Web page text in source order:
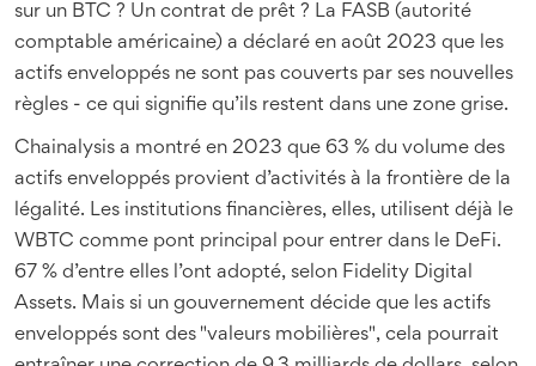
sur un BTC ? Un contrat de prêt ? La FASB (autorité
comptable américaine) a déclaré en août 2023 que les
actifs enveloppés ne sont pas couverts par ses nouvelles
règles - ce qui signifie qu’ils restent dans une zone grise.
Chainalysis a montré en 2023 que 63 % du volume des
actifs enveloppés provient d’activités à la frontière de la
légalité. Les institutions financières, elles, utilisent déjà le
WBTC comme pont principal pour entrer dans le DeFi.
67 % d’entre elles l’ont adopté, selon Fidelity Digital
Assets. Mais si un gouvernement décide que les actifs
enveloppés sont des "valeurs mobilières", cela pourrait